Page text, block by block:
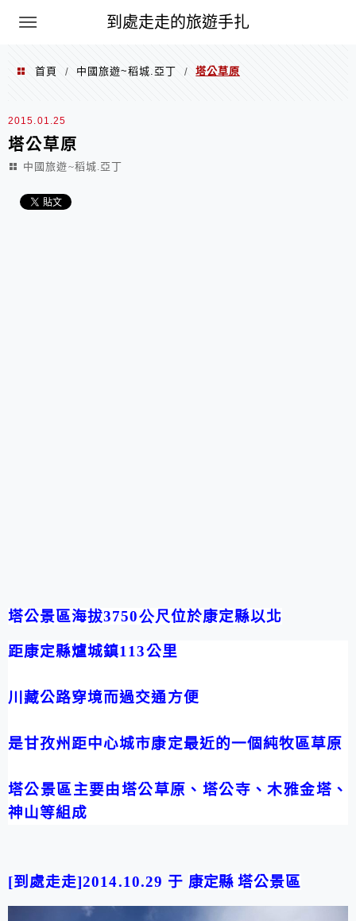
到處走走的旅遊手扎
首頁 / 中國旅遊~稻城.亞丁 / 塔公草原
2015.01.25
塔公草原
中國旅遊~稻城.亞丁
塔公景區海拔3750公尺位於康定縣以北
距康定縣爐城鎮113公里
川藏公路穿境而過交通方便
是甘孜州距中心城市康定最近的一個純牧區草原
塔公景區主要由塔公草原、塔公寺、木雅金塔、
神山等組成
[到處走走]2014.10.29 于 康定縣 塔公景區